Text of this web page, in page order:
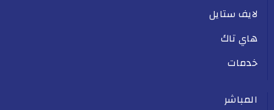
لايف ستايل
هاي تاك
خدمات
المباشر